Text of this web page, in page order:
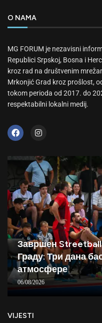
O NAMA
MG FORUM je nezavisni
Republici Srpskoj, Bosna i
kroz rad na društvenim
Mrkonjić Grad kroz prošlost,
tokom perioda od 2017. do
respektabilni lokalni medij.
Завршен
Граду: Три дана
атмосфере
06/08/2026
VIJESTI